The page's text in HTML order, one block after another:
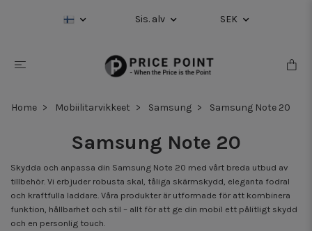
Sis. alv SEK
Home Mobiilitarvikkeet Samsung Samsung Note 20
Samsung Note 20
Skydda och anpassa din Samsung Note 20 med vårt breda utbud av
tillbehör. Vi erbjuder robusta skal, tåliga skärmskydd, eleganta fodral
och kraftfulla laddare. Våra produkter är utformade för att kombinera
funktion, hållbarhet och stil – allt för att ge din mobil ett pålitligt skydd
och en personlig touch.